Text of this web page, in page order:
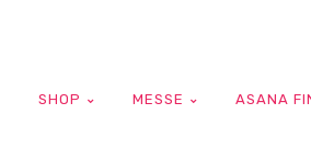
SHOP MESSE ASANA